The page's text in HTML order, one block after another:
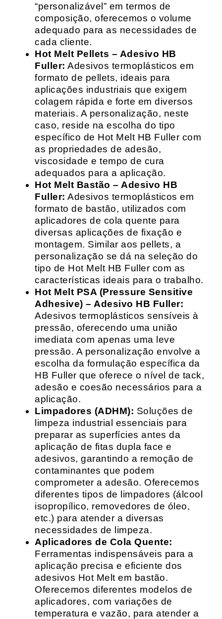
“personalizável” em termos de
composição, oferecemos o volume
adequado para as necessidades de
cada cliente.
Hot Melt Pellets – Adesivo HB
Fuller: Adesivos termoplásticos em
formato de pellets, ideais para
aplicações industriais que exigem
colagem rápida e forte em diversos
materiais. A personalização, neste
caso, reside na escolha do tipo
específico de Hot Melt HB Fuller com
as propriedades de adesão,
viscosidade e tempo de cura
adequados para a aplicação.
Hot Melt Bastão – Adesivo HB
Fuller: Adesivos termoplásticos em
formato de bastão, utilizados com
aplicadores de cola quente para
diversas aplicações de fixação e
montagem. Similar aos pellets, a
personalização se dá na seleção do
tipo de Hot Melt HB Fuller com as
características ideais para o trabalho.
Hot Melt PSA (Pressure Sensitive
Adhesive) – Adesivo HB Fuller:
Adesivos termoplásticos sensíveis à
pressão, oferecendo uma união
imediata com apenas uma leve
pressão. A personalização envolve a
escolha da formulação específica da
HB Fuller que oferece o nível de tack,
adesão e coesão necessários para a
aplicação.
Limpadores (ADHM): Soluções de
limpeza industrial essenciais para
preparar as superfícies antes da
aplicação de fitas dupla face e
adesivos, garantindo a remoção de
contaminantes que podem
comprometer a adesão. Oferecemos
diferentes tipos de limpadores (álcool
isopropílico, removedores de óleo,
etc.) para atender a diversas
necessidades de limpeza.
Aplicadores de Cola Quente:
Ferramentas indispensáveis para a
aplicação precisa e eficiente dos
adesivos Hot Melt em bastão.
Oferecemos diferentes modelos de
aplicadores, com variações de
temperatura e vazão, para atender a